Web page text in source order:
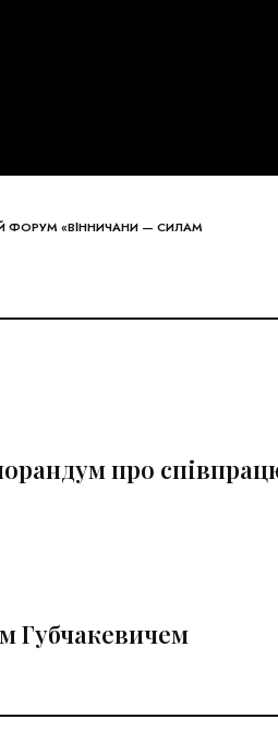
ФОРУМ «ВІННИЧАНИ — СИЛАМ
про
Губчакевичем